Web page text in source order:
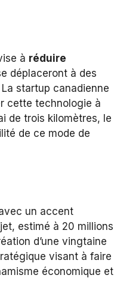
à réduire
déplaceront à des
startup canadienne
cette technologie à
de trois kilomètres, le
de ce mode de
un accent
estimé à 20 millions
d’une vingtaine
visant à faire
économique et